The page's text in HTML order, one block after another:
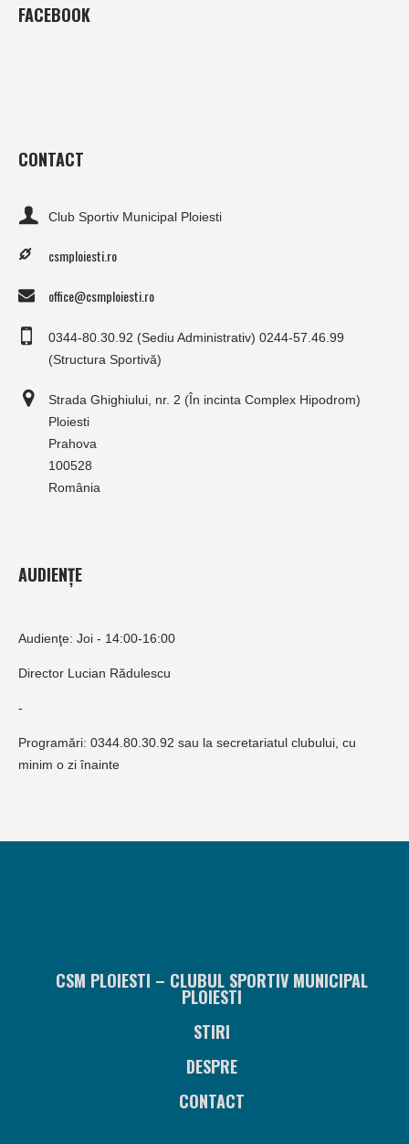
FACEBOOK
CONTACT
Club Sportiv Municipal Ploiesti
csmploiesti.ro
office@csmploiesti.ro
0344-80.30.92 (Sediu Administrativ) 0244-57.46.99
(Structura Sportivă)
Strada Ghighiului, nr. 2 (În incinta Complex Hipodrom)
Ploiesti
Prahova
100528
România
AUDIENȚE
Audienţe: Joi - 14:00-16:00
Director Lucian Rădulescu
-
Programări: 0344.80.30.92 sau la secretariatul clubului, cu
minim o zi înainte
CSM PLOIESTI – CLUBUL SPORTIV MUNICIPAL
PLOIESTI
STIRI
DESPRE
CONTACT